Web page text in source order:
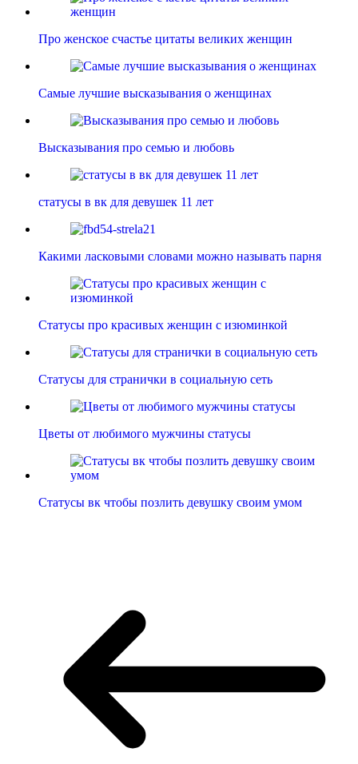
Про женское счастье цитаты великих женщин
Самые лучшие высказывания о женщинах
Высказывания про семью и любовь
статусы в вк для девушек 11 лет
Какими ласковыми словами можно называть парня
Статусы про красивых женщин с изюминкой
Статусы для странички в социальную сеть
Цветы от любимого мужчины статусы
Статусы вк чтобы позлить девушку своим умом